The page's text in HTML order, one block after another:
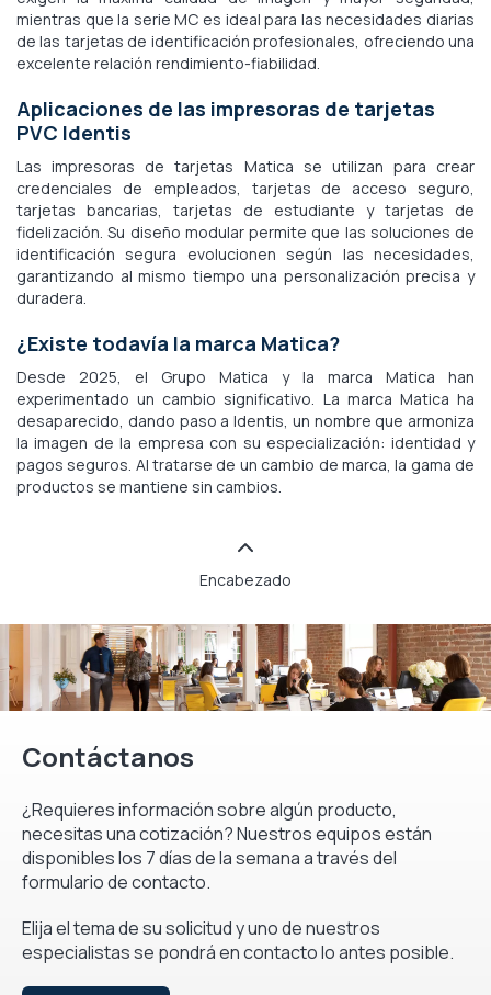
mientras que la serie MC es ideal para las necesidades diarias
de las tarjetas de identificación profesionales, ofreciendo una
excelente relación rendimiento-fiabilidad.
Aplicaciones de las impresoras de tarjetas
PVC Identis
Las impresoras de tarjetas Matica se utilizan para crear
credenciales de empleados, tarjetas de acceso seguro,
tarjetas bancarias, tarjetas de estudiante y tarjetas de
fidelización. Su diseño modular permite que las soluciones de
identificación segura evolucionen según las necesidades,
garantizando al mismo tiempo una personalización precisa y
duradera.
¿Existe todavía la marca Matica?
Desde 2025, el Grupo Matica y la marca Matica han
experimentado un cambio significativo. La marca Matica ha
desaparecido, dando paso a Identis, un nombre que armoniza
la imagen de la empresa con su especialización: identidad y
pagos seguros. Al tratarse de un cambio de marca, la gama de
productos se mantiene sin cambios.
Encabezado
Contáctanos
¿Requieres información sobre algún producto,
necesitas una cotización? Nuestros equipos están
disponibles los 7 días de la semana a través del
formulario de contacto.
Elija el tema de su solicitud y uno de nuestros
especialistas se pondrá en contacto lo antes posible.